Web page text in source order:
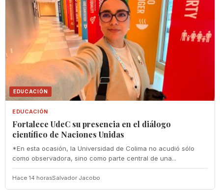
EDUCACIÓN
EDUCACIÓN
Fortalece UdeC su presencia en el diálogo
científico de Naciones Unidas
*En esta ocasión, la Universidad de Colima no acudió sólo
como observadora, sino como parte central de una...
Hace 14 horasSalvador Jacobo